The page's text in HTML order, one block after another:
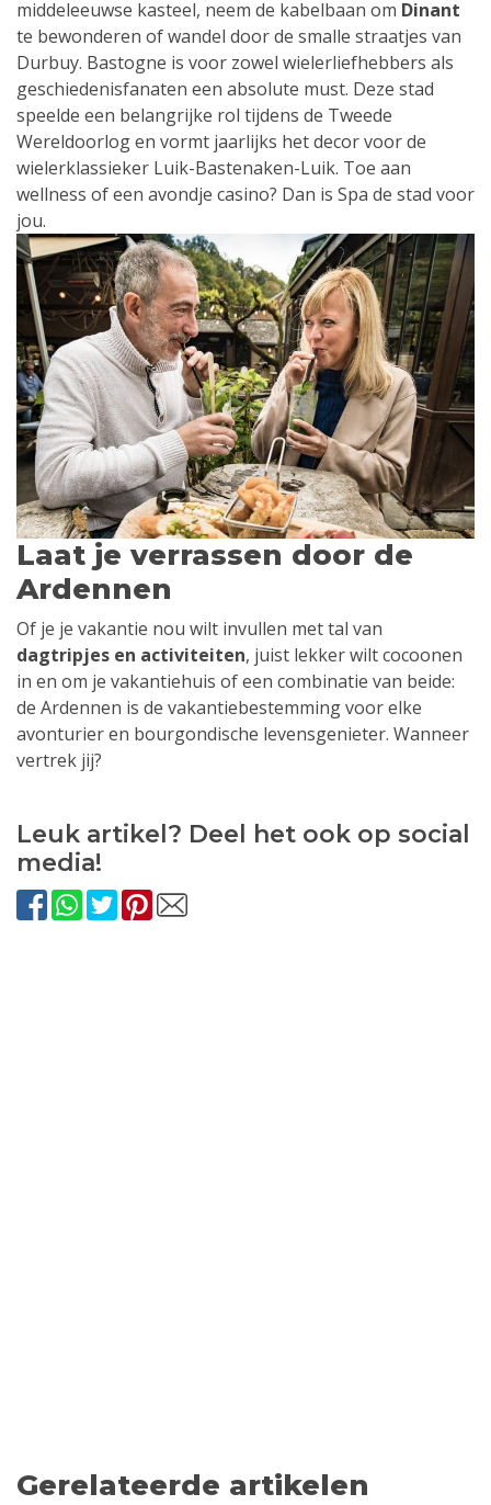
middeleeuwse kasteel, neem de kabelbaan om Dinant
te bewonderen of wandel door de smalle straatjes van
Durbuy. Bastogne is voor zowel wielerliefhebbers als
geschiedenisfanaten een absolute must. Deze stad
speelde een belangrijke rol tijdens de Tweede
Wereldoorlog en vormt jaarlijks het decor voor de
wielerklassieker Luik-Bastenaken-Luik. Toe aan
wellness of een avondje casino? Dan is Spa de stad voor
jou.
Laat je verrassen door de
Ardennen
Of je je vakantie nou wilt invullen met tal van
dagtripjes en activiteiten, juist lekker wilt cocoonen
in en om je vakantiehuis of een combinatie van beide:
de Ardennen is de vakantiebestemming voor elke
avonturier en bourgondische levensgenieter. Wanneer
vertrek jij?
Leuk artikel? Deel het ook op social
media!
Gerelateerde artikelen